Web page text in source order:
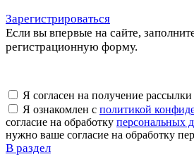
Зарегистрироваться
Если вы впервые на сайте,
регистрационную форму.
Я согласен на получение рассылки
Я ознакомлен с политикой
согласие на обработку персональных
нужно ваше согласие на обработку
В раздел